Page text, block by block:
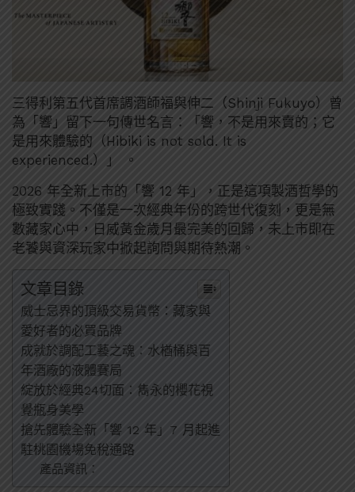
三得利第五代首席調酒師福與伸二（Shinji Fukuyo）曾
為「響」留下一句傳世名言：「響，不是用來賣的；它
是用來體驗的（Hibiki is not sold. It is
experienced.）」 。
2026 年全新上市的「響 12 年」，正是這項製酒哲學的
極致實踐。不僅是一次經典年份的跨世代復刻，更是無
數藏家心中，日威黃金歲月最完美的回歸，未上市即在
老饕與資深玩家中掀起詢問與期待熱潮。
文章目錄
威士忌界的頂級交易貨幣：藏家與
愛好者的必買品牌
成就於調配工藝之魂：水楢桶與百
年酒廠的液體賽局
綻放於經典24切面：雋永的櫻花視
覺瓶身美學
搶先體驗全新「響 12 年」7 月起進
駐桃園機場免稅通路
產品資訊：